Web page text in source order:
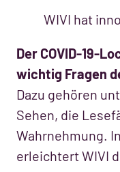
WIVI hat
Der COVID-19-
wichtig Fragen
Dazu gehören
Sehen, die
Wahrnehmung.
erleichtert WIVI